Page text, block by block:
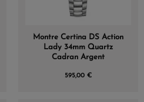
Montre Certina DS Action
Lady 34mm Quartz
Cadran Argent
595,00 €